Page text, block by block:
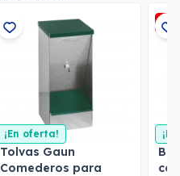
¡En oferta!
Tolvas Gaun
Comederos para
-